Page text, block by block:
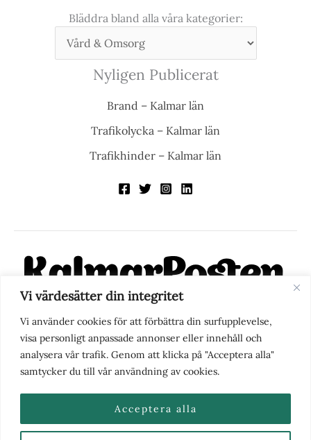
Vi värdesätter din integritet
Vi använder cookies för att förbättra din surfupplevelse,
visa personligt anpassade annonser eller innehåll och
analysera vår trafik. Genom att klicka på "Acceptera alla"
samtycker du till vår användning av cookies.
Acceptera alla
Bläddra bland alla våra kategorier:
Nyligen Publicerat
Brand – Kalmar län
Trafikolycka – Kalmar län
Trafikhinder – Kalmar län
KalmarPosten är en modern lokalnyhetstidning på nätet. Med
fokus på Kalmarregionen, men också med blick för det större
perspektivet, vill vi vara din självklara kanal för nyheter,
berättelser och engagemang. KalmarPosten grundades 1988 och
fick nya ägare 2025.